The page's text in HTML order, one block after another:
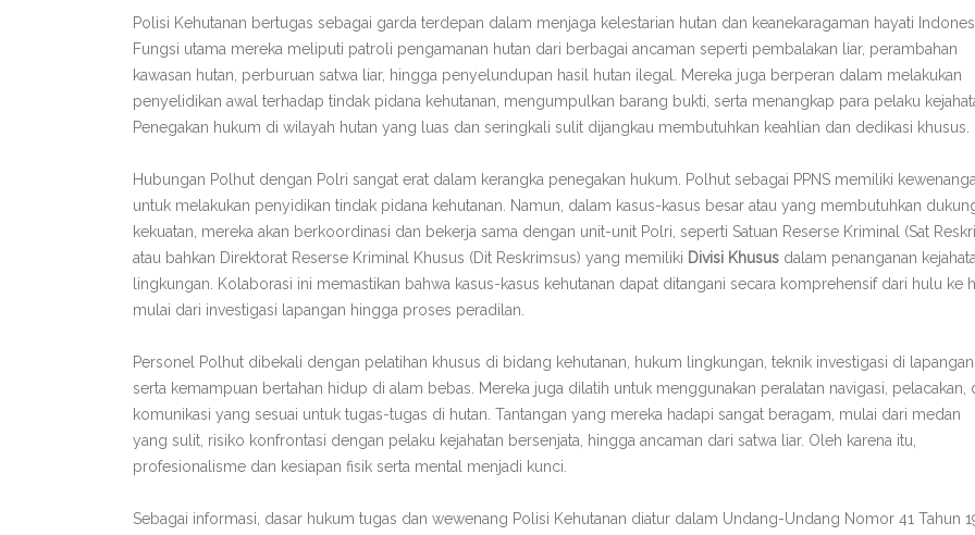
Polisi Kehutanan bertugas sebagai garda terdepan dalam menjaga kelestarian hutan dan keanekaragaman hayati
Fungsi utama mereka meliputi patroli pengamanan hutan dari berbagai ancaman seperti pembalakan liar, perambahan
kawasan hutan, perburuan satwa liar, hingga penyelundupan hasil hutan ilegal. Mereka juga berperan dalam melakukan
penyelidikan awal terhadap tindak pidana kehutanan, mengumpulkan barang bukti, serta menangkap para pelaku
Penegakan hukum di wilayah hutan yang luas dan seringkali sulit dijangkau membutuhkan keahlian dan dedikasi khusus.
Hubungan Polhut dengan Polri sangat erat dalam kerangka penegakan hukum. Polhut sebagai PPNS memiliki
untuk melakukan penyidikan tindak pidana kehutanan. Namun, dalam kasus-kasus besar atau yang membutuhkan
kekuatan, mereka akan berkoordinasi dan bekerja sama dengan unit-unit Polri, seperti Satuan Reserse Kriminal (Sat
atau bahkan Direktorat Reserse Kriminal Khusus (Dit Reskrimsus) yang memiliki Divisi Khusus dalam penanganan
lingkungan. Kolaborasi ini memastikan bahwa kasus-kasus kehutanan dapat ditangani secara komprehensif dari hulu ke
mulai dari investigasi lapangan hingga proses peradilan.
Personel Polhut dibekali dengan pelatihan khusus di bidang kehutanan, hukum lingkungan, teknik investigasi di lapangan,
serta kemampuan bertahan hidup di alam bebas. Mereka juga dilatih untuk menggunakan peralatan navigasi, pelacakan,
komunikasi yang sesuai untuk tugas-tugas di hutan. Tantangan yang mereka hadapi sangat beragam, mulai dari medan
yang sulit, risiko konfrontasi dengan pelaku kejahatan bersenjata, hingga ancaman dari satwa liar. Oleh karena itu,
profesionalisme dan kesiapan fisik serta mental menjadi kunci.
Sebagai informasi, dasar hukum tugas dan wewenang Polisi Kehutanan diatur dalam Undang-Undang Nomor 41 Tahun